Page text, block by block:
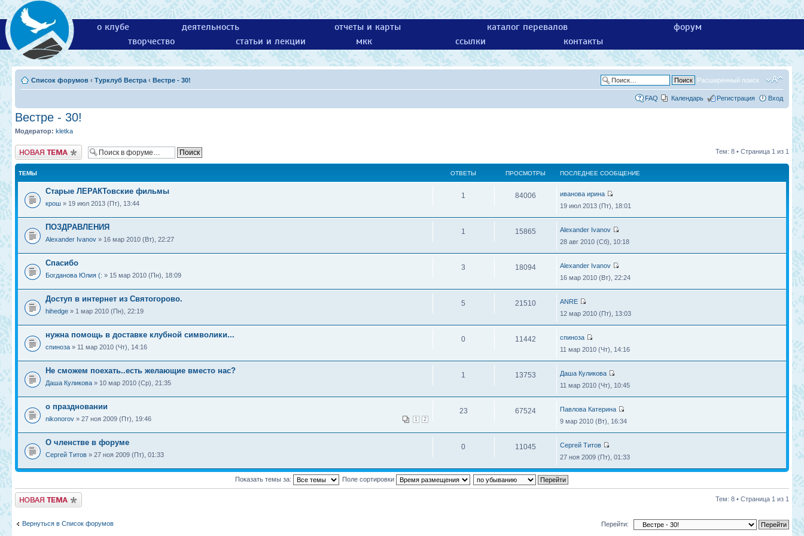
о клубе деятельность отчеты и карты каталог перевалов
форум
творчество
статьи и лекции мкк ссылки контакты
Список форумов ‹ Турклуб Вестра ‹ Вестре - 30! Расширенный поиск
FAQ Календарь Регистрация Вход
Вестре - 30!
Модератор: kletka
Новая тема Тем: 8 • Страница 1 из 1
ТЕМЫ ОТВЕТЫ ПРОСМОТРЫ ПОСЛЕДНЕЕ СООБЩЕНИЕ
Старые ЛЕРАКТовские фильмы
крош » 19 июл 2013 (Пт), 13:44
1 84006
иванова ирина
19 июл 2013 (Пт), 18:01
ПОЗДРАВЛЕНИЯ
Alexander Ivanov » 16 мар 2010 (Вт), 22:27
1 15865
Alexander Ivanov
28 авг 2010 (Сб), 10:18
Спасибо
Богданова Юлия (: » 15 мар 2010 (Пн), 18:09
3 18094
Alexander Ivanov
16 мар 2010 (Вт), 22:24
Доступ в интернет из Святогорово.
hihedge » 1 мар 2010 (Пн), 22:19
5 21510
ANRE
12 мар 2010 (Пт), 13:03
нужна помощь в доставке клубной символики...
спиноза » 11 мар 2010 (Чт), 14:16
0 11442
спиноза
11 мар 2010 (Чт), 14:16
Не сможем поехать..есть желающие вместо нас?
Даша Куликова » 10 мар 2010 (Ср), 21:35
1 13753
Даша Куликова
11 мар 2010 (Чт), 10:45
о праздновании
1 2
nikonorov » 27 ноя 2009 (Пт), 19:46
23 67524
Павлова Катерина
9 мар 2010 (Вт), 16:34
О членстве в форуме
Сергей Титов » 27 ноя 2009 (Пт), 01:33
0 11045
Сергей Титов
27 ноя 2009 (Пт), 01:33
Показать темы за: Поле сортировки
Новая тема Тем: 8 • Страница 1 из 1
Вернуться в Список форумов Перейти: